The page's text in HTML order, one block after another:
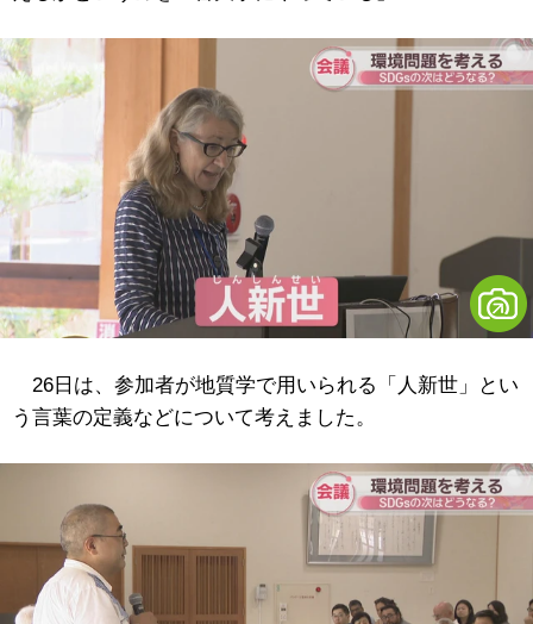
26日は、参加者が地質学で用いられる「人新世」とい
う言葉の定義などについて考えました。